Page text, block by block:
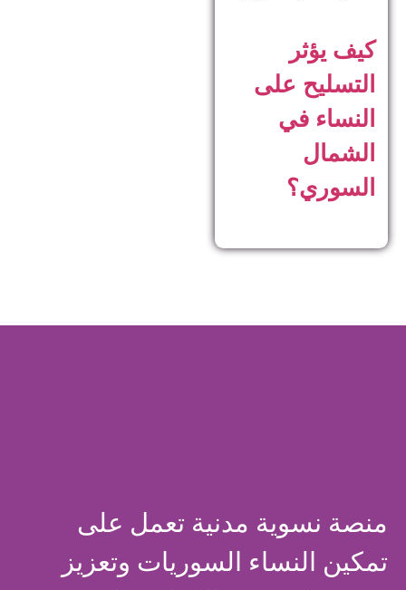
كيف يؤثر
التسليح على
النساء في
الشمال
السوري؟
منصة نسوية مدنية تعمل على
تمكين النساء السوريات وتعزيز